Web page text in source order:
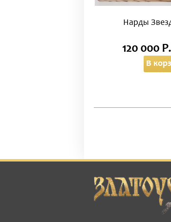
Нарды
120 000 Р.
В